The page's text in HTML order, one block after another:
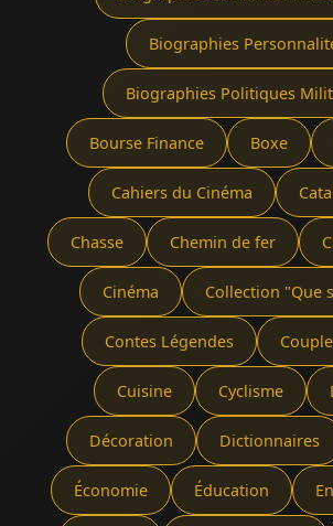
Biographies
Biographies Politiques
Bourse Finance Boxe
Cahiers du Cinéma
Chasse Chemin de fer
Cinéma Collection "Que
Contes Légendes
Cuisine Cyclisme
Décoration Dictionnaires
Économie Éducation